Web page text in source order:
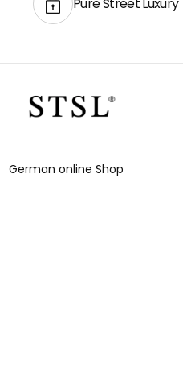
Pure Street Luxury
German online Shop